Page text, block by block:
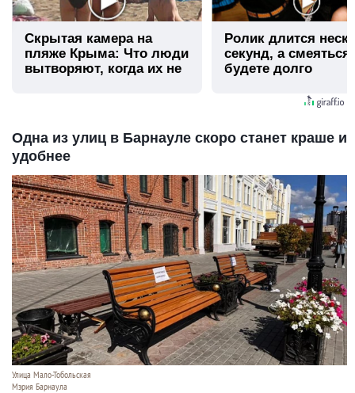
Скрытая камера на
пляже Крыма: Что люди
вытворяют, когда их не
Ролик длится
секунд, а
будете долго
Одна из улиц в Барнауле скоро станет краше и
удобнее
Улица Мало-Тобольская
Мэрия Барнаула